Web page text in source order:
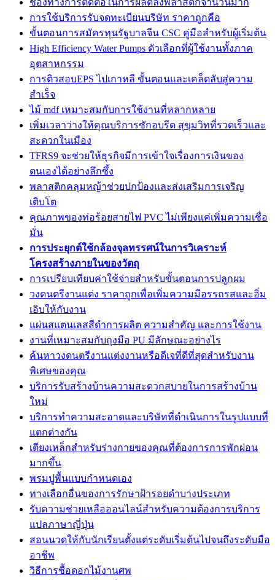
ช่องทางการติดต่อในการผลิตลังพลาสติกจำนวนมาก
การใช้บริการรับจดทะเบียนบริษัท ราคาถูกคือ
ขั้นตอนการสมัครทุนรัฐบาลจีน CSC คู่มือสำหรับผู้เริ่มต้น
High Efficiency Water Pumps ตัวเลือกที่ผู้ใช้งานทั้งภาค
อุตสาหกรรม
การติวสอบEPS ไปเกาหลี ขั้นตอนและเคล็ดลับสู่ความ
สำเร็จ
ไม้ mdf เหมาะสมกับการใช้งานที่หลากหลาย
เพิ่มเวลาว่างให้คุณบริการซักอบรีด สุขุมวิทที่รวดเร็วและ
สะดวกในเมือง
TFRS9 จะช่วยให้ธุรกิจมีการเข้าใจเรื่องการเงินของ
ตนเองได้อย่างลึกซึ้ง
พลาสติกคลุมหญ้าช่วยปกป้องและส่งเสริมการเจริญ
เติบโต
คุณภาพของท่อร้อยสายไฟ PVC ไม่เพียงแค่เพิ่มความเชื่อ
มั่น
การประยุกต์ใช้กล้องจุลทรรศน์ในการวิเคราะห์
โครงสร้างภายในของวัตถุ
การเปรียบเทียบค่าใช้จ่ายสำหรับขั้นตอนการปลูกผม
วงดนตรีงานแต่ง ราคาถูกเพื่อเพิ่มความมีอรรถรสและอิ่ม
เอิบให้กับงาน
แผ่นสแตนเลสสีดำการผลิต ความสำคัญ และการใช้งาน
งานที่เหมาะสมกับถุงมือ PU มีลักษณะอย่างไร
ค้นหาวงดนตรีงานแต่งงานหรือดีเจที่ดีที่สุดสำหรับงาน
พิเศษของคุณ
บริการรับสร้างบ้านความสะดวกสบายในการสร้างบ้าน
ใหม่
บริการทำความสะอาดและบริษัทที่ดำเนินการในรูปแบบที่
แตกต่างกัน
เตียงเหล็กสำหรับร่างกายของคุณที่ต้องการการพักผ่อน
มากขึ้น
พรมปูพื้นแบบกำหนดเอง
ทางเลือกอื่นของการรักษาฝ้ารอยดำบางประเภท
รับความช่วยเหลือออนไลน์สำหรับความต้องการบริการ
แปลภาษาญี่ปุ่น
สอนนวดให้กับนักเรียนตั้งแต่ระดับเริ่มต้นไปจนถึงระดับมือ
อาชีพ
วิธีการซื้อดอกไม้งานศพ